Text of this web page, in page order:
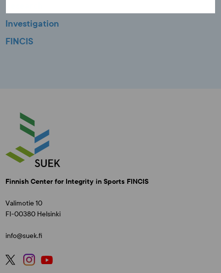
Investigation
FINCIS
Finnish Center for Integrity in Sports FINCIS
Valimotie 10
FI-00380 Helsinki
info@suek.fi